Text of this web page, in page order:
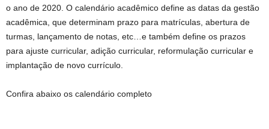
o ano de 2020. O calendário acadêmico define as datas da gestão
acadêmica, que determinam prazo para matrículas, abertura de
turmas, lançamento de notas, etc…e também define os prazos
para ajuste curricular, adição curricular, reformulação curricular e
implantação de novo currículo.
Confira abaixo os calendário completo